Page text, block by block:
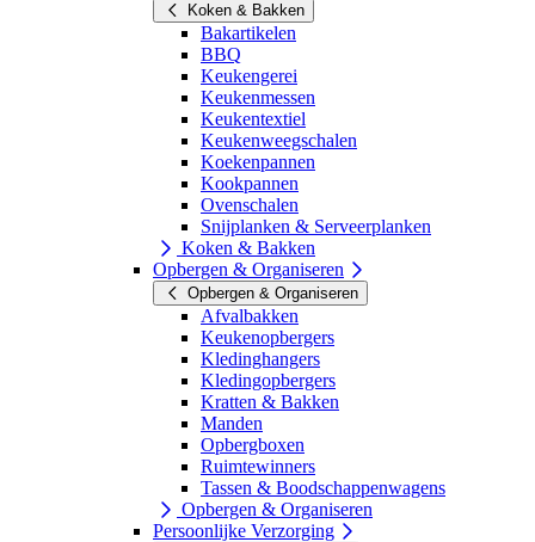
Koken & Bakken
Bakartikelen
BBQ
Keukengerei
Keukenmessen
Keukentextiel
Keukenweegschalen
Koekenpannen
Kookpannen
Ovenschalen
Snijplanken & Serveerplanken
Koken & Bakken
Opbergen & Organiseren
Opbergen & Organiseren
Afvalbakken
Keukenopbergers
Kledinghangers
Kledingopbergers
Kratten & Bakken
Manden
Opbergboxen
Ruimtewinners
Tassen & Boodschappenwagens
Opbergen & Organiseren
Persoonlijke Verzorging